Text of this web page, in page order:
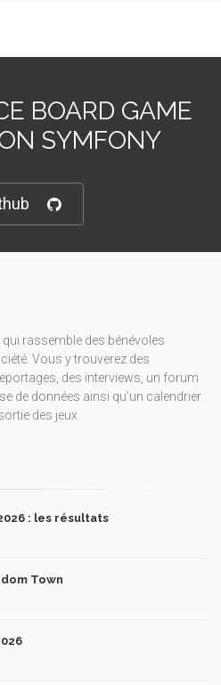
BOARD GAME
SYMFONY
rassemble des bénévoles
Vous y trouverez des
des interviews, un forum
de données ainsi qu’un calendrier
des jeux.
: les résultats
Town